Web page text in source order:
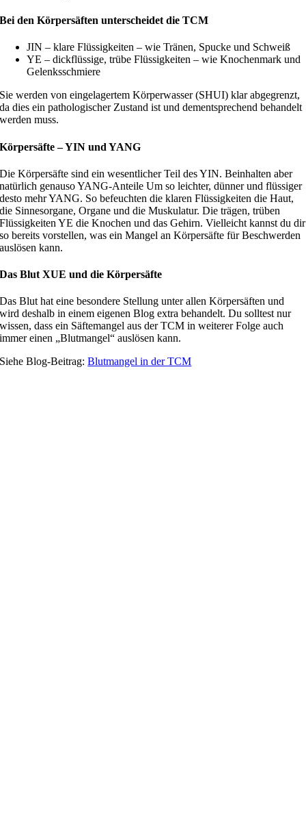
Bei den Körpersäften unterscheidet die TCM
JIN – klare Flüssigkeiten – wie Tränen, Spucke und Schweiß
YE – dickflüssige, trübe Flüssigkeiten – wie Knochenmark und
Gelenksschmiere
Sie werden von eingelagertem Körperwasser (SHUI) klar abgegrenzt,
da dies ein pathologischer Zustand ist und dementsprechend behandelt
werden muss.
Körpersäfte – YIN und YANG
Die Körpersäfte sind ein wesentlicher Teil des YIN. Beinhalten aber
natürlich genauso YANG-Anteile Um so leichter, dünner und flüssiger
desto mehr YANG. So befeuchten die klaren Flüssigkeiten die Haut,
die Sinnesorgane, Organe und die Muskulatur. Die trägen, trüben
Flüssigkeiten YE die Knochen und das Gehirn. Vielleicht kannst du dir
so bereits vorstellen, was ein Mangel an Körpersäfte für Beschwerden
auslösen kann.
Das Blut XUE und die Körpersäfte
Das Blut hat eine besondere Stellung unter allen Körpersäften und
wird deshalb in einem eigenen Blog extra behandelt. Du solltest nur
wissen, dass ein Säftemangel aus der TCM in weiterer Folge auch
immer einen „Blutmangel“ auslösen kann.
Siehe Blog-Beitrag:Blutmangel in der TCM